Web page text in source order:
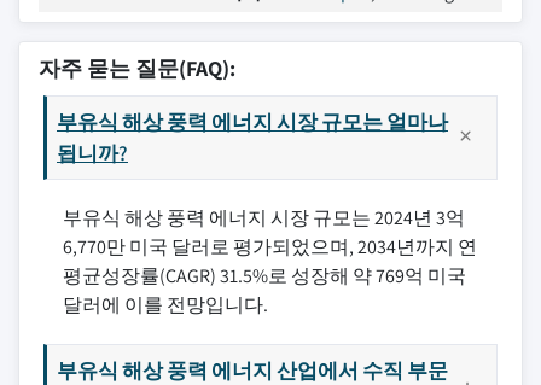
자주 묻는 질문(FAQ):
부유식 해상 풍력 에너지 시장 규모는 얼마나
됩니까?
부유식 해상 풍력 에너지 시장 규모는 2024년 3억
6,770만 미국 달러로 평가되었으며, 2034년까지 연
평균성장률(CAGR) 31.5%로 성장해 약 769억 미국
달러에 이를 전망입니다.
부유식 해상 풍력 에너지 산업에서 수직 부문